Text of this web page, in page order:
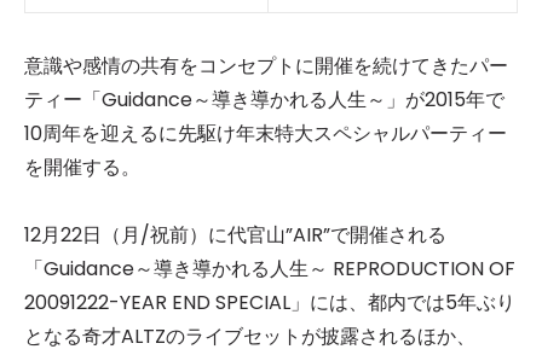
意識や感情の共有をコンセプトに開催を続けてきたパー
ティー「Guidance～導き導かれる人生～」が2015年で
10周年を迎えるに先駆け年末特大スペシャルパーティー
を開催する。
12月22日（月/祝前）に代官山”AIR”で開催される
「Guidance～導き導かれる人生～ REPRODUCTION OF
20091222-YEAR END SPECIAL」には、都内では5年ぶり
となる奇才ALTZのライブセットが披露されるほか、